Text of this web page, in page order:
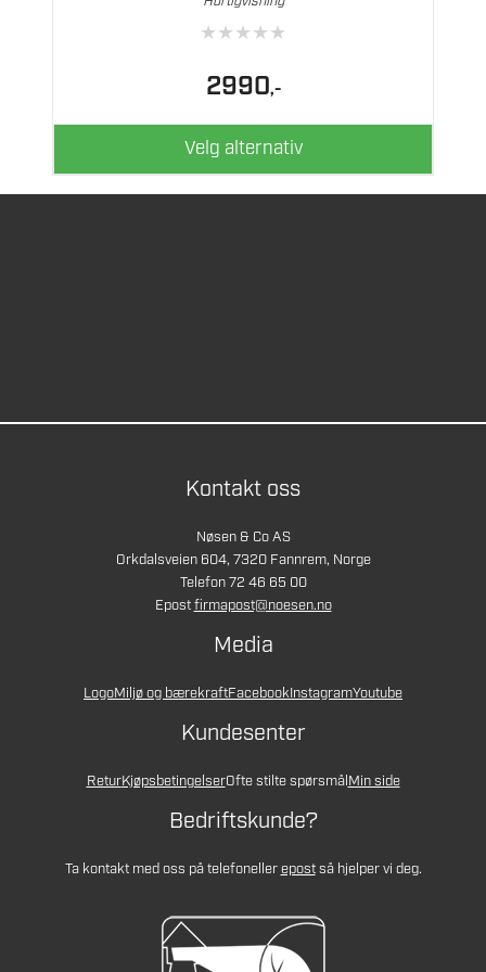
★★★★★
2990,-
Velg alternativ
produktsiden
Kontakt oss
Nøsen & Co AS
Orkdalsveien 604, 7320 Fannrem, Norge
Telefon 72 46 65 00
Epostfirmapost@noesen.no
Media
LogoMiljø og bærekraftFacebookInstagramYoutube
Kundesenter
ReturKjøpsbetingelserOfte stilte spørsmålMin side
Bedriftskunde?
Ta kontakt med oss på telefonellerepostså hjelper vi deg.